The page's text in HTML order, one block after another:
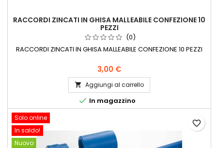
RACCORDI ZINCATI IN GHISA MALLEABILE CONFEZIONE 10
PEZZI
(0)
RACCORDI ZINCATI IN GHISA MALLEABILE CONFEZIONE 10 PEZZI
3,00 €
 Aggiungi al carrello
 In magazzino
Solo online
In saldo!
Nuovo
favorite_border